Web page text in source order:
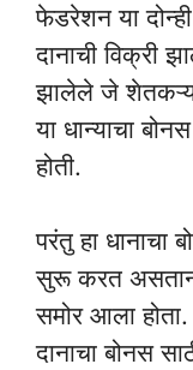
फेडरेशन या
दानाची विक्री
झालेले जे
या धान्याचा
होती.
परंतु हा धानाचा
सुरू करत असताना
समोर आला होता.
दानाचा बोनस